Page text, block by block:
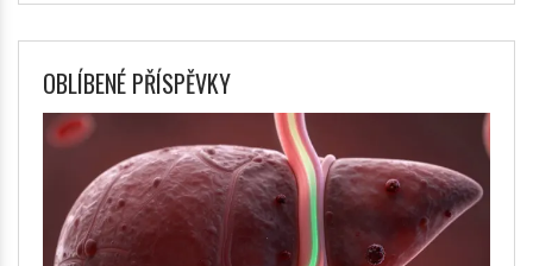
OBLÍBENÉ PŘÍSPĚVKY